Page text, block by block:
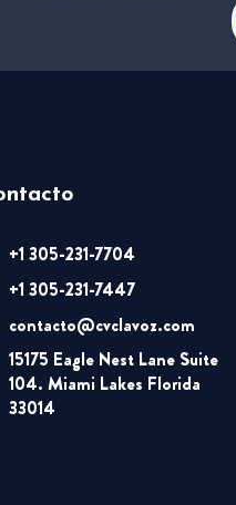
+1 305-231-7704
+1 305-231-7447
contacto@cvclavoz.com
15175 Eagle Nest Lane Suite
104. Miami Lakes Florida
33014